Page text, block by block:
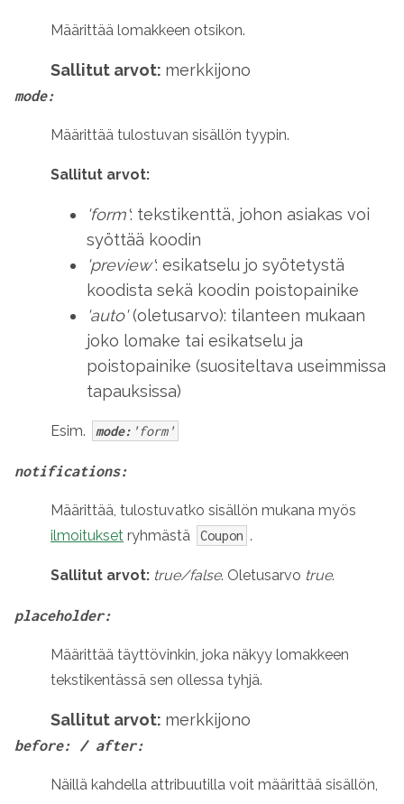
Määrittää lomakkeen otsikon.
Sallitut arvot: merkkijono
mode:
Määrittää tulostuvan sisällön tyypin.
Sallitut arvot:
'form': tekstikenttä, johon asiakas voi
syöttää koodin
'preview': esikatselu jo syötetystä
koodista sekä koodin poistopainike
'auto'(oletusarvo): tilanteen mukaan
joko lomake tai esikatselu ja
poistopainike (suositeltava useimmissa
tapauksissa)
Esim. mode: 'form'
notifications:
Määrittää, tulostuvatko sisällön mukana myös
ilmoitukset ryhmästä Coupon .
Sallitut arvot: true/false. Oletusarvo true.
placeholder:
Määrittää täyttövinkin, joka näkyy lomakkeen
tekstikentässä sen ollessa tyhjä.
Sallitut arvot: merkkijono
before: / after:
Näillä kahdella attribuutilla voit määrittää sisällön,